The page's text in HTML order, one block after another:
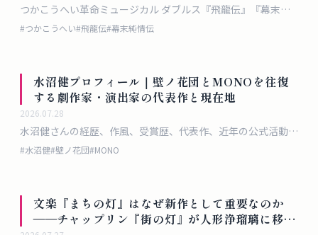
つかこうへい革命ミュージカル ダブルス『飛龍伝』『幕末純
情伝』を入口に、2作の成立史、近年の再演、アイドルとつか
#つかこうへい#飛龍伝#幕末純情伝
水沼健プロフィール｜壁ノ花団とMONOを往復
する劇作家・演出家の代表作と現在地
2026.07.28
水沼健さんの経歴、作風、受賞歴、代表作、近年の公式活動を
敬体で整理したプロフィール記事です。
#水沼健#壁ノ花団#MONO
文楽『まちの灯』はなぜ新作として重要なのか
――チャップリン『街の灯』が人形浄瑠璃に移さ